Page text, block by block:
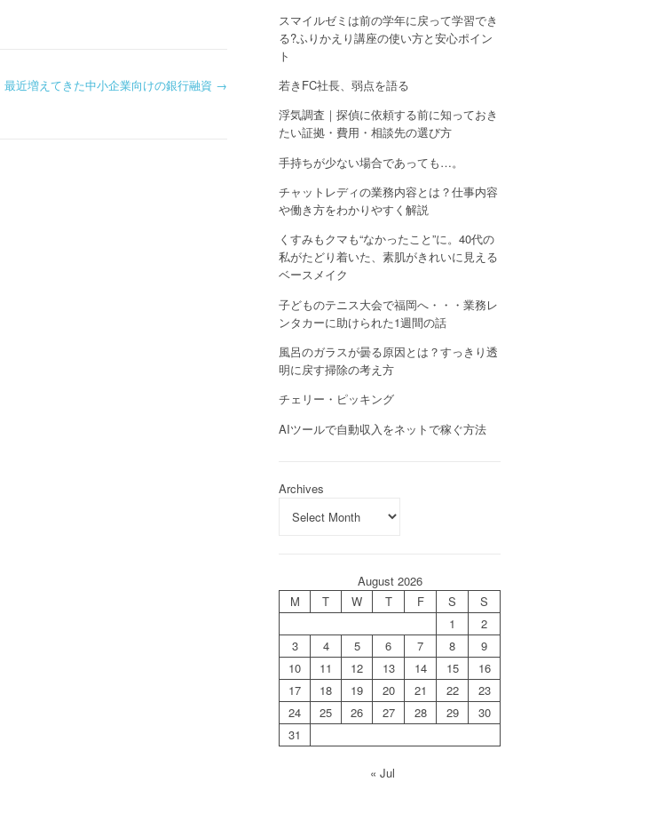
最近増えてきた中小企業向けの銀行融資 →
スマイルゼミは前の学年に戻って学習でき
る?ふりかえり講座の使い方と安心ポイン
ト
若きFC社長、弱点を語る
浮気調査｜探偵に依頼する前に知っておき
たい証拠・費用・相談先の選び方
手持ちが少ない場合であっても…。
チャットレディの業務内容とは？仕事内容
や働き方をわかりやすく解説
くすみもクマも“なかったこと”に。40代の
私がたどり着いた、素肌がきれいに見える
ベースメイク
子どものテニス大会で福岡へ・・・業務レ
ンタカーに助けられた1週間の話
風呂のガラスが曇る原因とは？すっきり透
明に戻す掃除の考え方
チェリー・ピッキング
AIツールで自動収入をネットで稼ぐ方法
Archives
August 2026
M
T W T F S
S
1
2
3
4 5 6 7 8
9
10
11 12 13 14 15
16
17
18 19 20 21 22
23
24
25 26 27 28 29
30
31
« Jul